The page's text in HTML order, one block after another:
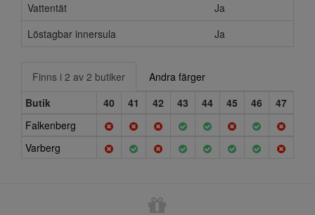
Vattentät
Ja
Löstagbar innersula
Ja
Finns i 2 av 2 butiker
Andra färger
Butik
40 41 42 43 44 45 46
47
Falkenberg
Varberg